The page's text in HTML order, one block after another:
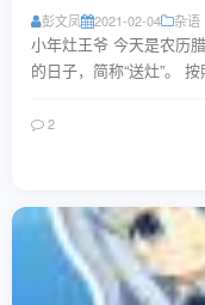
彭文凤 2021-02-04 杂语
小年灶王爷 今天是农历
的日子，简称“送灶”。
2